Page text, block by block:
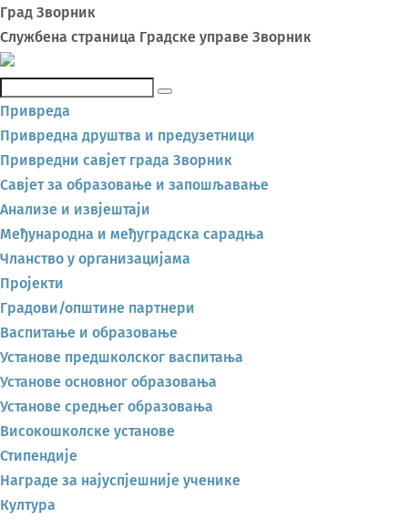
Град Зворник
Службена страница Градске управе Зворник
Претражи
Привреда
Привредна друштва и предузетници
Привредни савјет града Зворник
Савјет за образовање и запошљавање
Анализе и извјештаји
Међународна и међуградска сарадња
Чланство у организацијама
Пројекти
Градови/општине партнери
Васпитање и образовање
Установе предшколског васпитања
Установе основног образовања
Установе средњег образовања
Високошколске установе
Стипендије
Награде за најуспјешније ученике
Култура